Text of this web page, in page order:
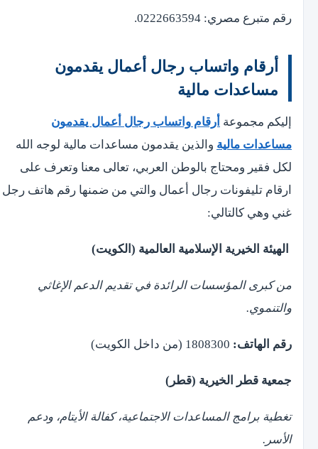
رقم متبرع مصري: 0222663594.
أرقام واتساب رجال أعمال يقدمون
مساعدات مالية
إليكم مجموعة أرقام واتساب رجال أعمال يقدمون
مساعدات مالية والذين يقدمون مساعدات مالية لوجه الله
لكل فقير ومحتاج بالوطن العربي، تعالى معنا وتعرف على
ارقام تليفونات رجال أعمال والتي من ضمنها رقم هاتف رجل
غني وهي كالتالي:
الهيئة الخيرية الإسلامية العالمية (الكويت)
من كبرى المؤسسات الرائدة في تقديم الدعم الإغاثي
والتنموي.
رقم الهاتف:
جمعية قطر الخيرية (قطر)
تغطية برامج المساعدات الاجتماعية، كفالة الأيتام، ودعم
الأسر.